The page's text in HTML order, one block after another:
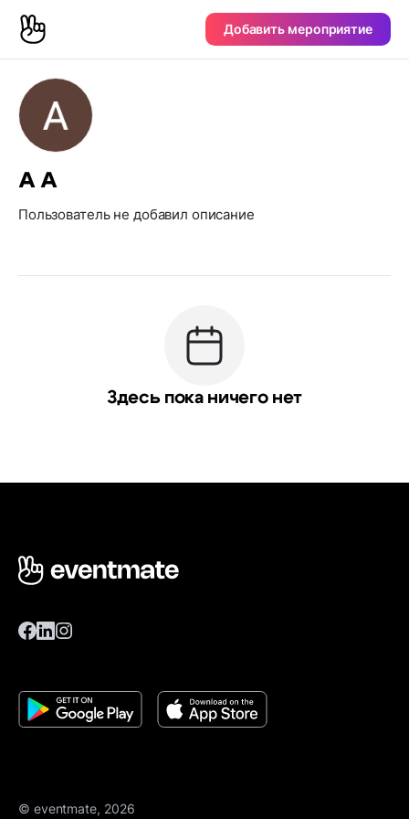
Добавить мероприятие
A A
Пользователь не добавил описание
Здесь пока ничего нет
© eventmate, 2026